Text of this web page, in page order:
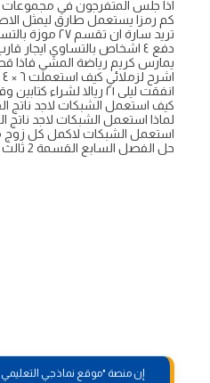
اذا جلس المتفرجون في مجموعات كل منها تحوي ٤
كم رمزا يستعمل طارق ليمثل
تريد سارة ان تقسم ٢٧ موزة بالتساوي على ثلاثة اطباق، فكم موزة ستضع في كل طبق ؟
دفع ٤ اشخاص بالتساوي ايجار قارب مدة ساعتين. اذا كان ايجار القارب في الساعة ٤٠ ريالا فكم دفع الشخص الواحد ؟
يمارس كريم رياضة المشي فاذا قطع ١٨ كيلومترا خلال ٣ ايام وكان يمشي مسافات متساوية في الايام الثلاثة، فكم قطع في
اشرح لزملائي كيف استعملت ٦ × ٤ لاجد ناتج ٢٤ ÷ ٤
انفقت ليلى ٢١ ريالا لشراء كتابين وقلم اذا كان ثمن الكتاب يساوي ثمن القلم فكم ثمن كل منها ؟
كيف استعمل الشبكات لاجد ناتج
لماذا استعمل الشبكات لاجد ناتج
استعمل الشبكات لاكمل كل زوج
حل الفصل السابع القسمة 2 ثالث ابتدائي الفصل الثاني
إن منصة "موقع نماذجي